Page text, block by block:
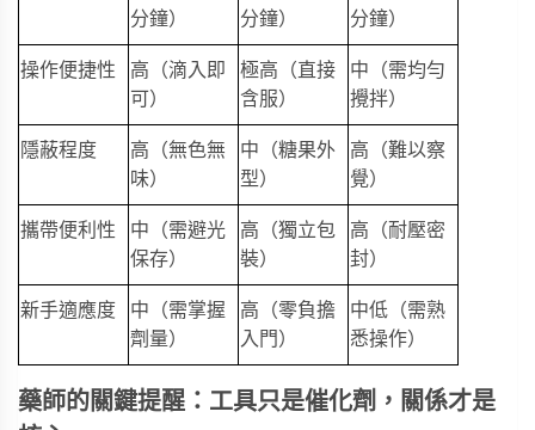
分鐘）
分鐘）
分鐘）
操作便捷性
高（滴入即
可）
極高（直接
含服）
中（需均勻
攪拌）
隱蔽程度
高（無色無
味）
中（糖果外
型）
高（難以察
覺）
攜帶便利性
中（需避光
保存）
高（獨立包
裝）
高（耐壓密
封）
新手適應度
中（需掌握
劑量）
高（零負擔
入門）
中低（需熟
悉操作）
藥師的關鍵提醒：工具只是催化劑，關係才是